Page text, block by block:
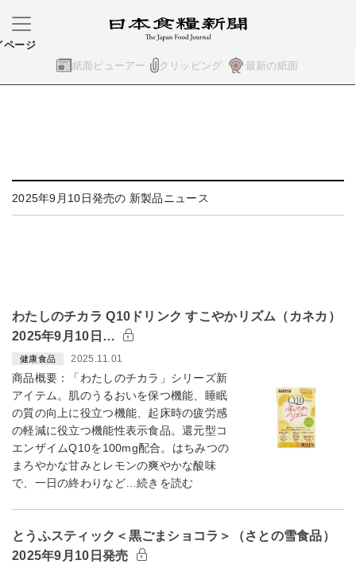
紙面ビューアー クリッピング 最新の紙面
ページ
2025年9月10日発売の 新製品ニュース
わたしのチカラ Q10ドリンク すこやかリズム（カネカ）
2025年9月10日…
健康食品 2025.11.01
商品概要：「わたしのチカラ」シリーズ新
アイテム。肌のうるおいを保つ機能、睡眠
の質の向上に役立つ機能、起床時の疲労感
の軽減に役立つ機能性表示食品。還元型コ
エンザイムQ10を100mg配合。はちみつの
まろやかな甘みとレモンの爽やかな酸味
で、一日の終わりなど…続きを読む
とうふスティック＜黒ごまショコラ＞（さとの雪食品）
2025年9月10日発売